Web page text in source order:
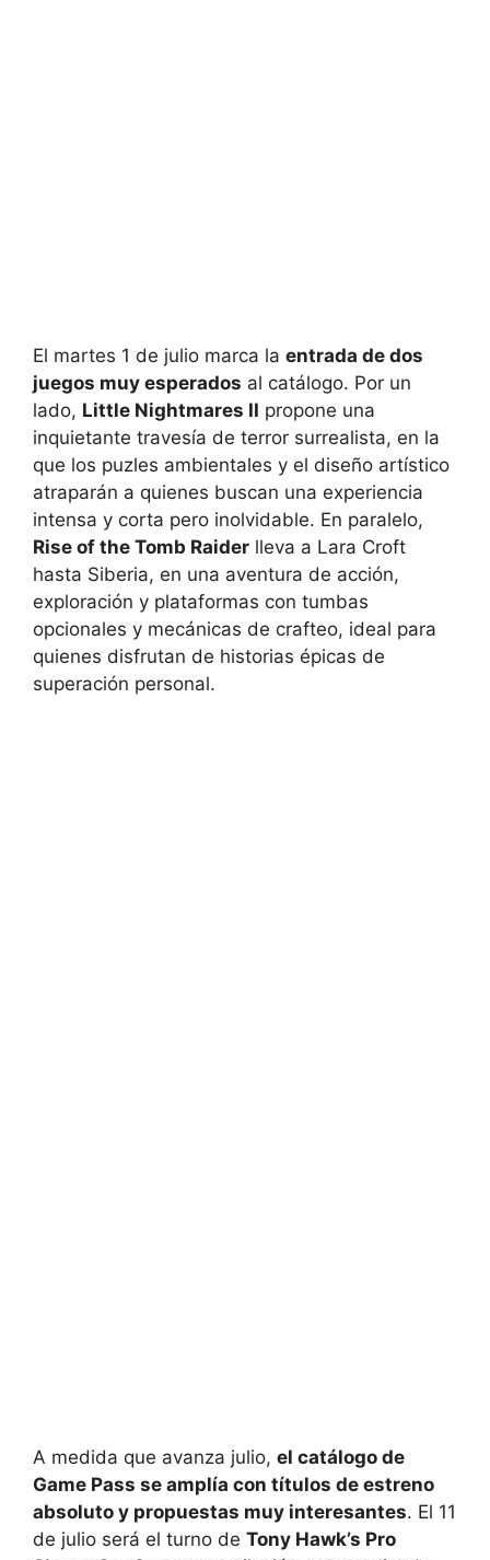
El martes 1 de julio marca la entrada de dos
juegos muy esperados al catálogo. Por un
lado, Little Nightmares II propone una
inquietante travesía de terror surrealista, en la
que los puzles ambientales y el diseño artístico
atraparán a quienes buscan una experiencia
intensa y corta pero inolvidable. En paralelo,
Rise of the Tomb Raider lleva a Lara Croft
hasta Siberia, en una aventura de acción,
exploración y plataformas con tumbas
opcionales y mecánicas de crafteo, ideal para
quienes disfrutan de historias épicas de
superación personal.
A medida que avanza julio, el catálogo de
Game Pass se amplía con títulos de estreno
absoluto y propuestas muy interesantes. El 11
de julio será el turno de Tony Hawk’s Pro